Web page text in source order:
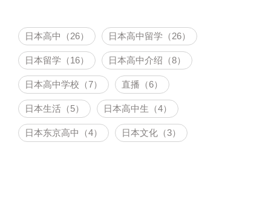
日本高中（26） 日本高中留学（26）
日本留学（16） 日本高中介绍（8）
日本高中学校（7） 直播（6）
日本生活（5） 日本高中生（4）
日本东京高中（4） 日本文化（3）